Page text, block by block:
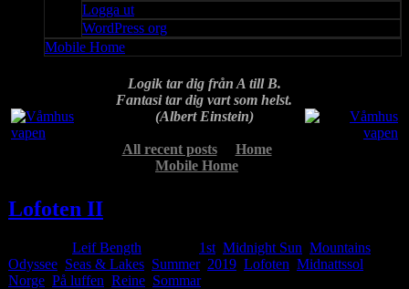
Logga ut
WordPress org
Mobile Home
Logik tar dig från A till B.
Fantasi tar dig vart som helst.
(Albert Einstein)
All recent posts
Home
Mobile Home
Lofoten II
Leif Bength 1st Midnight Sun Mountains
Odyssee Seas & Lakes Summer 2019 Lofoten Midnattssol
Norge På luffen Reine Sommar